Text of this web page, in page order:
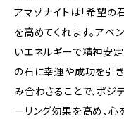
アマゾナイトは「希望の
を高めてくれます。アベ
いエネルギーで精神安
の石に幸運や成功を引
み合わさることで、ポジ
ーリング効果を高め、